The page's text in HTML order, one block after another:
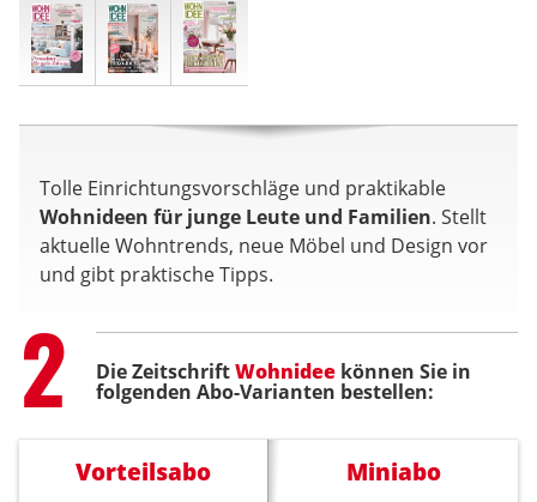
Tolle Einrichtungsvorschläge und praktikable
Wohnideen für junge Leute und Familien. Stellt
aktuelle Wohntrends, neue Möbel und Design vor
und gibt praktische Tipps.
Step
2 Die ZeitschriftWohnidee können Sie in
folgenden Abo-Varianten bestellen:
Vorteilsabo Miniabo